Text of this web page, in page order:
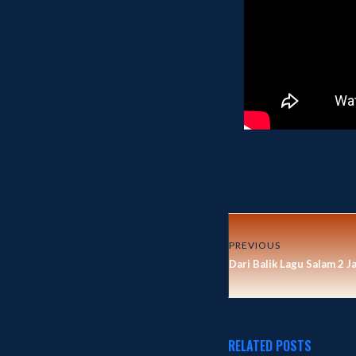
PREVIOUS
Dari Balik Lagu Salam 2
RELATED POSTS